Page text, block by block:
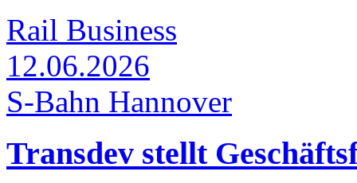
Rail Business
12.06.2026
S-Bahn Hannover
Transdev stellt